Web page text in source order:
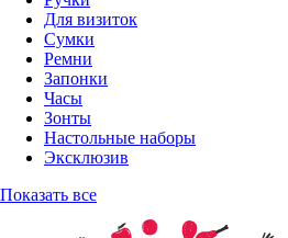
Для визиток
Сумки
Ремни
Запонки
Часы
Зонты
Настольные наборы
Эксклюзив
Показать все